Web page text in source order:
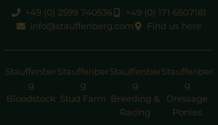
+49 (0) 2599 740536
+49 (0) 171 6507181
info@stauffenberg.com
Find us here
Stauffenber
g
Bloodstock
Stauffenber
g
Stud Farm
Stauffenber
g
Breeding &
Racing
Stauffenber
g
Dressage
Ponies